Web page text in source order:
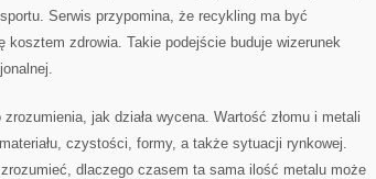
Serwis przypomina, że recykling ma być
kosztem zdrowia. Takie podejście buduje wizerunek
jak działa wycena. Wartość złomu i metali
czystości, formy, a także sytuacji rynkowej.
dlaczego czasem ta sama ilość metalu może